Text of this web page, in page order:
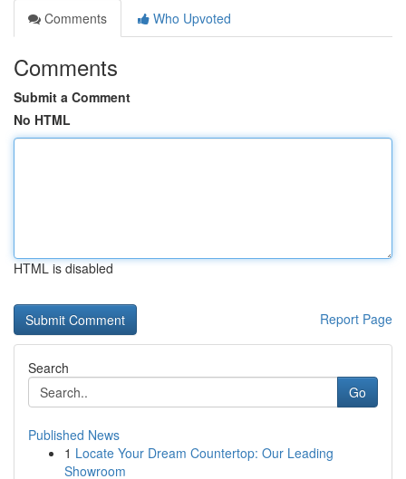
Comments
Who Upvoted
Comments
Submit a Comment
No HTML
HTML is disabled
Report Page
Search
Go
Published News
1 Locate Your Dream Countertop: Our Leading
Showroom